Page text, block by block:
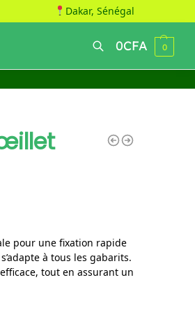
Dakar, Sénégal
0CFA 0
pour une fixation rapide
à tous les gabarits.
tout en assurant un